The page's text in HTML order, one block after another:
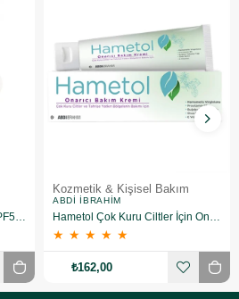
Bioderma Photoderm Spot SPF50+ 150 ml
Kozmetik & Kişisel Bakım
ABDI İBRAHIM
Hametol Çok Kuru Ciltler İçin Onarıcı Bakım Kremi 30 g
★ ★ ★ ★ ★
₺162,00